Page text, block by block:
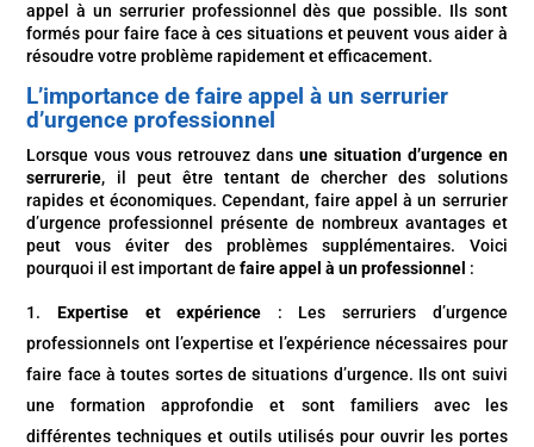
appel à un serrurier professionnel dès que possible. Ils sont
formés pour faire face à ces situations et peuvent vous aider à
résoudre votre problème rapidement et efficacement.
L’importance de faire appel à un serrurier
d’urgence professionnel
Lorsque vous vous retrouvez dans une situation d’urgence en
serrurerie, il peut être tentant de chercher des solutions
rapides et économiques. Cependant, faire appel à un serrurier
d’urgence professionnel présente de nombreux avantages et
peut vous éviter des problèmes supplémentaires. Voici
pourquoi il est important de faire appel à un professionnel :
Expertise et expérience
: Les serruriers d’urgence
professionnels ont l’expertise et l’expérience nécessaires pour
faire face à toutes sortes de situations d’urgence. Ils ont suivi
une formation approfondie et sont familiers avec les
différentes techniques et outils utilisés pour ouvrir les portes